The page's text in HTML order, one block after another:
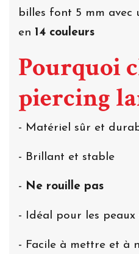
billes font 5 mm avec
en 14 couleurs
Pourquoi
piercing
- Matériel sûr et
- Brillant et stable
- Ne rouille pas
- Idéal pour les peaux
- Facile à mettre et à